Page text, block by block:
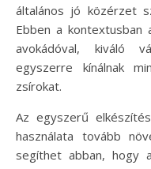
általános jó közérzet
Ebben a kontextusban
avokádóval, kiváló
egyszerre kínálnak
zsírokat.
Az egyszerű
használata tovább
segíthet abban, hogy